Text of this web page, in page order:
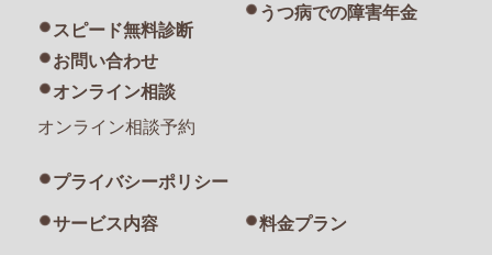
スピード無料診断
お問い合わせ
オンライン相談
オンライン相談予約
プライバシーポリシー
うつ病での障害年金
サービス内容 料金プラン